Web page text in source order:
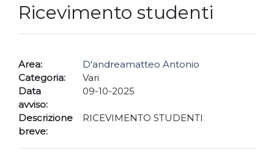
Ricevimento studenti
Area:
D'andreamatteo Antonio
Categoria:
Vari
Data
avviso:
09-10-2025
Descrizione
breve:
RICEVIMENTO STUDENTI